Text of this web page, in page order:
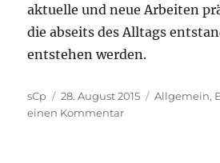
aktuelle und neue Arbeiten
die abseits des Alltags
entstehen werden.
Autor
sCp
Veröffentlicht
am
28. August 2015 Kategorien
Allgemein,
einen Kommentarzu